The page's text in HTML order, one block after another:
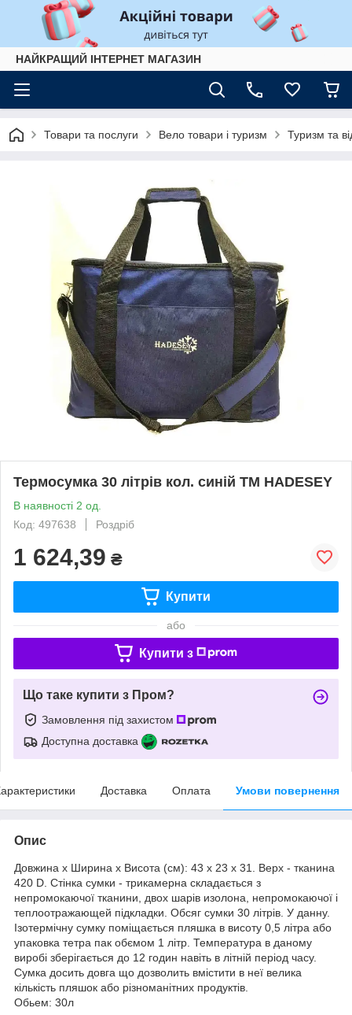
НАЙКРАЩИЙ ІНТЕРНЕТ МАГАЗИН
Товари та послуги Вело товари і туризм Туризм та
Термосумка 30 літрів кол. синій ТМ HADESEY
В наявності 2 од.
Код: 497638
Роздріб
1 624,39 ₴
Купити
або
Купити з
Що таке купити з Пром?
Замовлення під захистом
Доступна доставка
Доставка Оплата Умови повернення
Опис
Довжина x Ширина x Висота (см): 43 x 23 x 31. Верх - тканина
420 D. Стінка сумки - трикамерна складається з
непромокаючої тканини, двох шарів изолона, непромокаючої і
теплоотражающей підкладки. Обсяг сумки 30 літрів. У данну.
Ізотермічну сумку поміщається пляшка в висоту 0,5 літра або
упаковка тетра пак обємом 1 літр. Температура в даному
виробі зберігається до 12 годин навіть в літній період часу.
Сумка досить довга що дозволить вмістити в неї велика
кількість пляшок або різноманітних продуктів.
Обьем: 30л